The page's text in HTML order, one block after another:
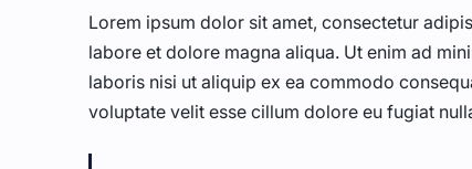
Lorem ipsum dolor sit amet, consectetur
labore et dolore magna aliqua. Ut enim ad
laboris nisi ut aliquip ex ea commodo
voluptate velit esse cillum dolore eu fugiat